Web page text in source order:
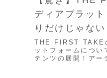
ディアプラッ
りだけじゃない
THE FIRST TAKE
ットフォームについ
テンツの展開！アー